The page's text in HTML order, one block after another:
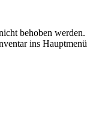
behoben werden.
ins Hauptmenü